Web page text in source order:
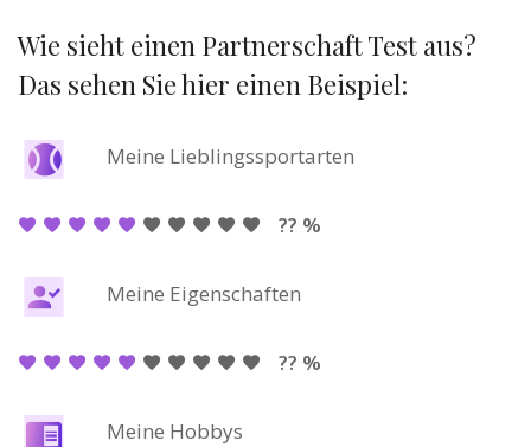
Wie sieht einen Partnerschaft Test aus?
Das sehen Sie hier einen Beispiel:
Meine Lieblingssportarten
?? %
Meine Eigenschaften
?? %
Meine Hobbys